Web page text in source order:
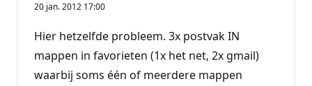
20 jan. 2012 17:00
Hier hetzelfde probleem. 3x postvak IN
mappen in favorieten (1x het net, 2x gmail)
waarbij soms één of meerdere mappen